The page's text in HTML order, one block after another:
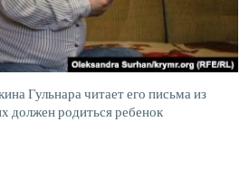
Гульнара читает его письма из
должен родиться ребенок